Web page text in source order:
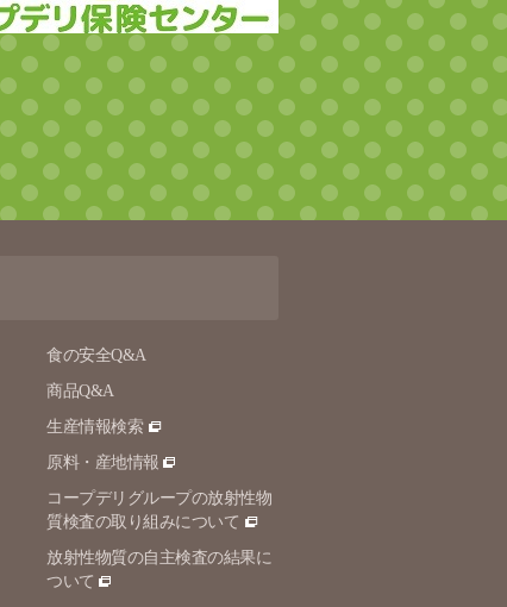
食の安全Q&A
商品Q&A
生産情報検索
原料・産地情報
コープデリグループの放射性物
質検査の取り組みについて
放射性物質の自主検査の結果に
ついて